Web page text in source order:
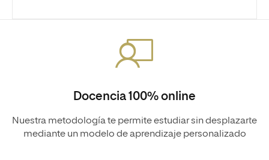
Docencia 100% online
Nuestra metodología te permite estudiar sin desplazarte
mediante un modelo de aprendizaje personalizado